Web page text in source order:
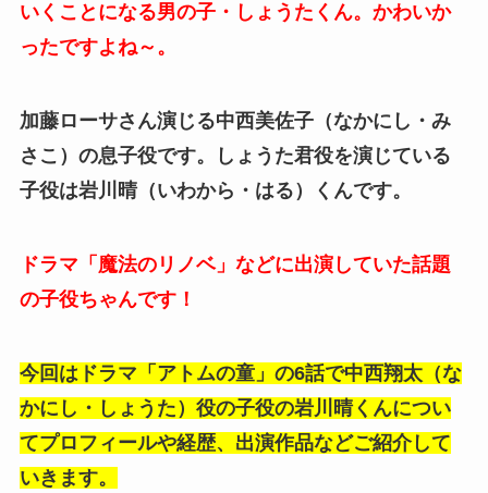
いくことになる男の子・しょうたくん。かわいか
ったですよね～。
加藤ローサさん演じる中西美佐子（なかにし・み
さこ）の息子役です。しょうた君役を演じている
子役は岩川晴（いわから・はる）くんです。
ドラマ「魔法のリノベ」などに出演していた話題
の子役ちゃんです！
今回はドラマ「アトムの童」の6話で中西翔太（な
かにし・しょうた）役の子役の岩川晴くんについ
てプロフィールや経歴、出演作品などご紹介して
いきます。